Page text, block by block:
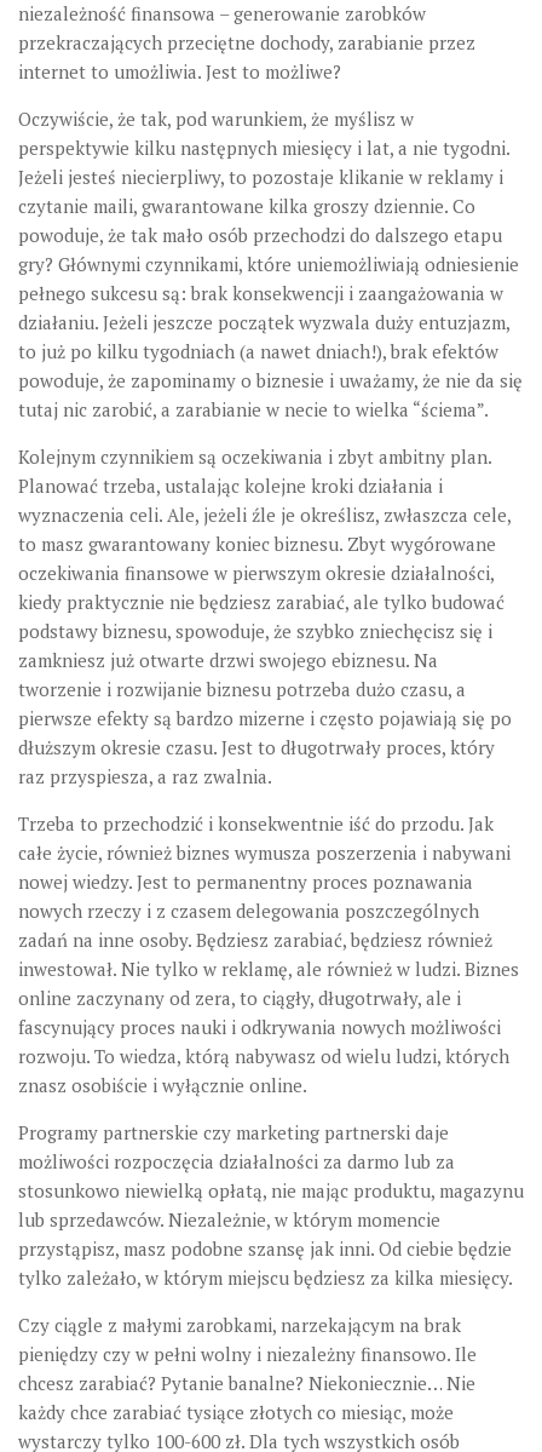
niezależność finansowa – generowanie zarobków
przekraczających przeciętne dochody, zarabianie przez
internet to umożliwia. Jest to możliwe?
Oczywiście, że tak, pod warunkiem, że myślisz w
perspektywie kilku następnych miesięcy i lat, a nie tygodni.
Jeżeli jesteś niecierpliwy, to pozostaje klikanie w reklamy i
czytanie maili, gwarantowane kilka groszy dziennie. Co
powoduje, że tak mało osób przechodzi do dalszego etapu
gry? Głównymi czynnikami, które uniemożliwiają odniesienie
pełnego sukcesu są: brak konsekwencji i zaangażowania w
działaniu. Jeżeli jeszcze początek wyzwala duży entuzjazm,
to już po kilku tygodniach (a nawet dniach!), brak efektów
powoduje, że zapominamy o biznesie i uważamy, że nie da się
tutaj nic zarobić, a zarabianie w necie to wielka “ściema”.
Kolejnym czynnikiem są oczekiwania i zbyt ambitny plan.
Planować trzeba, ustalając kolejne kroki działania i
wyznaczenia celi. Ale, jeżeli źle je określisz, zwłaszcza cele,
to masz gwarantowany koniec biznesu. Zbyt wygórowane
oczekiwania finansowe w pierwszym okresie działalności,
kiedy praktycznie nie będziesz zarabiać, ale tylko budować
podstawy biznesu, spowoduje, że szybko zniechęcisz się i
zamkniesz już otwarte drzwi swojego ebiznesu. Na
tworzenie i rozwijanie biznesu potrzeba dużo czasu, a
pierwsze efekty są bardzo mizerne i często pojawiają się po
dłuższym okresie czasu. Jest to długotrwały proces, który
raz przyspiesza, a raz zwalnia.
Trzeba to przechodzić i konsekwentnie iść do przodu. Jak
całe życie, również biznes wymusza poszerzenia i nabywani
nowej wiedzy. Jest to permanentny proces poznawania
nowych rzeczy i z czasem delegowania poszczególnych
zadań na inne osoby. Będziesz zarabiać, będziesz również
inwestował. Nie tylko w reklamę, ale również w ludzi. Biznes
online zaczynany od zera, to ciągły, długotrwały, ale i
fascynujący proces nauki i odkrywania nowych możliwości
rozwoju. To wiedza, którą nabywasz od wielu ludzi, których
znasz osobiście i wyłącznie online.
Programy partnerskie czy marketing partnerski daje
możliwości rozpoczęcia działalności za darmo lub za
stosunkowo niewielką opłatą, nie mając produktu, magazynu
lub sprzedawców. Niezależnie, w którym momencie
przystąpisz, masz podobne szansę jak inni. Od ciebie będzie
tylko zależało, w którym miejscu będziesz za kilka miesięcy.
Czy ciągle z małymi zarobkami, narzekającym na brak
pieniędzy czy w pełni wolny i niezależny finansowo. Ile
chcesz zarabiać? Pytanie banalne? Niekoniecznie… Nie
każdy chce zarabiać tysiące złotych co miesiąc, może
wystarczy tylko 100-600 zł. Dla tych wszystkich osób